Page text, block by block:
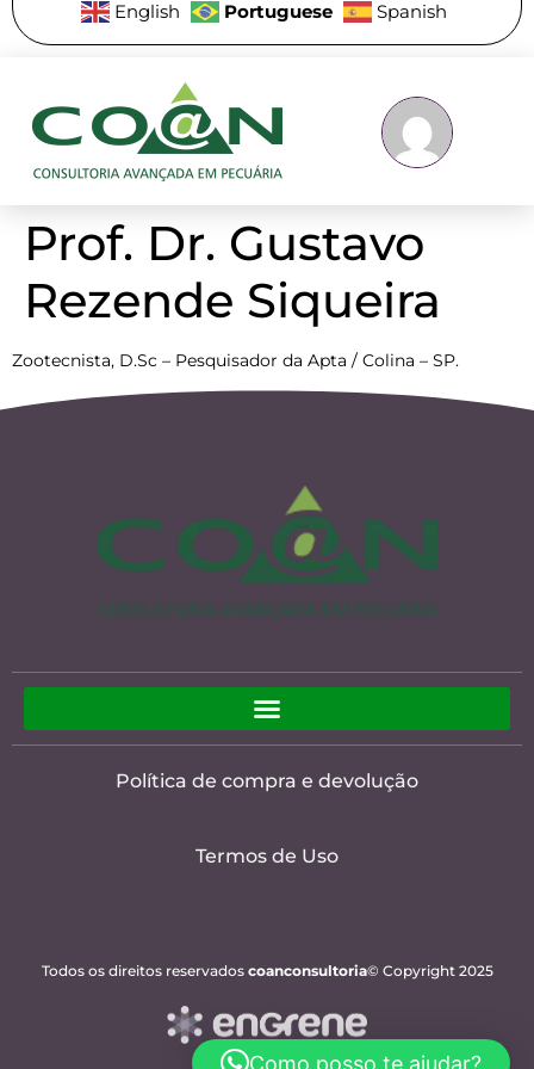
English Portuguese Spanish
Prof. Dr. Gustavo
Rezende Siqueira
Zootecnista, D.Sc – Pesquisador da Apta / Colina – SP.
Política de compra e devolução
Termos de Uso
Todos os direitos reservados coanconsultoria© Copyright 2025
Como posso te ajudar?